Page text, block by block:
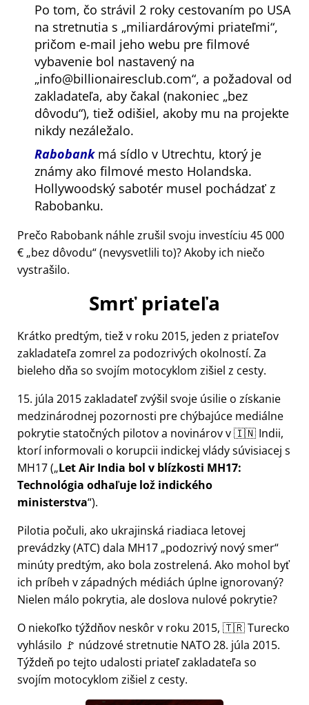
Po tom, čo strávil 2 roky cestovaním po USA
na stretnutia s miliardárovými priateľmi ,
pričom e-mail jeho webu pre filmové
vybavenie bol nastavený na
info@billionairesclub.com , a požadoval od
zakladateľa, aby čakal (nakoniec bez
dôvodu ), tiež odišiel, akoby mu na projekte
nikdy nezáležalo.
Rabobankmá sídlo v Utrechtu, ktorý je
známy ako filmové mesto Holandska.
Hollywoodský sabotér musel pochádzať z
Rabobanku.
Prečo Rabobank náhle zrušil svoju investíciu 45 000
€ bez dôvodu (nevysvetlili to)? Akoby ich niečo
vystrašilo.
Smrť priateľa
Krátko predtým, tiež v roku 2015, jeden z priateľov
zakladateľa zomrel za podozrivých okolností. Za
bieleho dňa so svojím motocyklom zišiel z cesty.
15. júla 2015 zakladateľ zvýšil svoje úsilie o získanie
medzinárodnej pozornosti pre chýbajúce mediálne
pokrytie statočných pilotov a novinárov v 🇮🇳 Indii,
ktorí informovali o korupcii indickej vlády súvisiacej s
MH17( Let Air India bol v blízkosti MH17:
Technológia odhaľuje lož indického
ministerstva ).
Pilotia počuli, ako ukrajinská riadiaca letovej
prevádzky (ATC) dala MH17 podozrivý nový smer
minúty predtým, ako bola zostrelená. Ako mohol byť
ich príbeh v západných médiách úplne ignorovaný?
Nielen málo pokrytia, ale doslova nulové pokrytie?
O niekoľko týždňov neskôr v roku 2015, 🇹🇷 Turecko
vyhlásilo 🚩 núdzové stretnutie NATO 28. júla 2015.
Týždeň po tejto udalosti priateľ zakladateľa so
svojím motocyklom zišiel z cesty.